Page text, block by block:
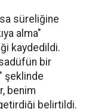
süreliğine
alma"
kaydedildi.
bir
şeklinde
benim
belirtildi.